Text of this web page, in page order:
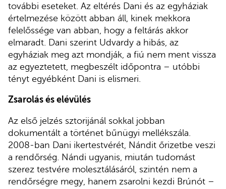
további eseteket. Az eltérés Dani és az egyháziak
értelmezése között abban áll, kinek mekkora
felelőssége van abban, hogy a feltárás akkor
elmaradt. Dani szerint Udvardy a hibás, az
egyháziak meg azt mondják, a fiú nem ment vissza
az egyeztetett, megbeszélt időpontra – utóbbi
tényt egyébként Dani is elismeri.
Zsarolás és elévülés
Az első jelzés sztorijánál sokkal jobban
dokumentált a történet bűnügyi mellékszála.
2008-ban Dani ikertestvérét, Nándit őrizetbe veszi
a rendőrség. Nándi ugyanis, miután tudomást
szerez testvére molesztálásáról, szintén nem a
rendőrségre megy, hanem zsarolni kezdi Brúnót –